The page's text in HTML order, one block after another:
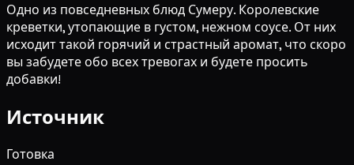
Одно из повседневных блюд Сумеру. Королевские
креветки, утопающие в густом, нежном соусе. От них
исходит такой горячий и страстный аромат, что скоро
вы забудете обо всех тревогах и будете просить
добавки!
Источник
Готовка